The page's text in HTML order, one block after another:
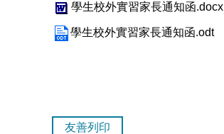
學生校外實習家長通知函.docx
學生校外實習家長通知函.odt
友善列印